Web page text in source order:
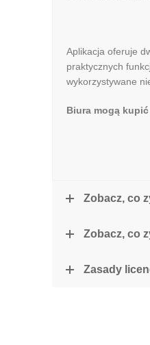
Aplikacja oferuje
praktycznych
wykorzystywane
Biura mogą
Zobacz, co
Zobacz, co
Zasady